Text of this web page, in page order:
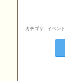
カテゴリ : イベント